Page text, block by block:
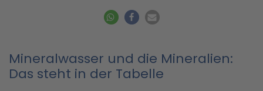
Mineralwasser und die Mineralien:
Das steht in der Tabelle